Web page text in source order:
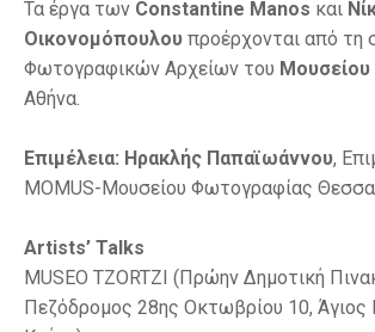
Τα έργα των Constantine Manos και
Οικονομόπουλου προέρχονται από τη
Φωτογραφικών Αρχείων του
Αθήνα.
Επιμέλεια: Ηρακλής Παπαϊωάννου,
MOMUS-Μουσείου Φωτογραφίας
Artists’ Talks
MUSEO TZORTZI (Πρώην Δημοτική
Πεζόδρομος 28ης Οκτωβρίου 10, Άγιος